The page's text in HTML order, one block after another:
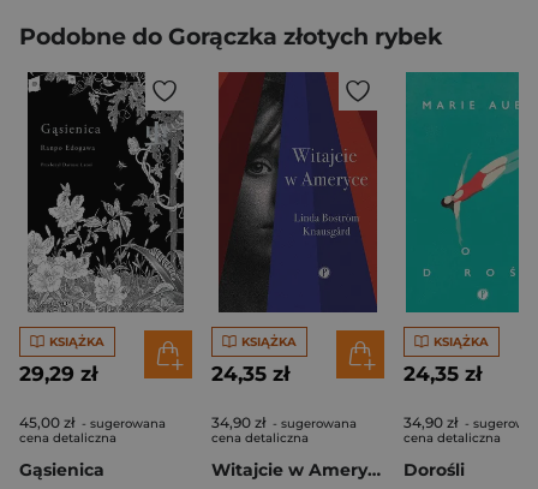
Podobne do Gorączka złotych rybek
KSIĄŻKA
29,29 zł
45,00 zł - sugerowana
cena detaliczna
Gąsienica
KSIĄŻKA
24,35 zł
34,90 zł - sugerowana
cena detaliczna
Witajcie w Ameryce
KSIĄŻKA
24,35 zł
34,90 zł -
cena detaliczna
Dorośli